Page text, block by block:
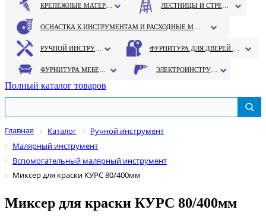
Полный каталог товаров
Главная Каталог
Ручной инструмент
Малярный инструмент
Вспомогательный малярный инструмент
Миксер для краски КУРС 80/400мм
Миксер для краски КУРС 80/400мм